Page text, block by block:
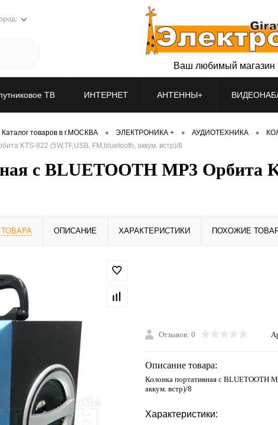
Ваш любимый магазин
ТВ ИНТЕРНЕТ АНТЕННЫ+
Каталог товаров в г.МОСКВА • ЭЛЕКТРОНИКА + • АУДИОТЕХНИКА •
KTS-822 (5W,TF,USB, FM,bluetooth, аккум. встр)/8
с BLUETOOTH MP3 Орбита
ОПИСАНИЕ ХАРАКТЕРИСТИКИ ПОХОЖИЕ
Отзывов: 0
Описание товара:
Колонка портативная с BLUETOOTH
аккум. встр)/8
Характеристики: